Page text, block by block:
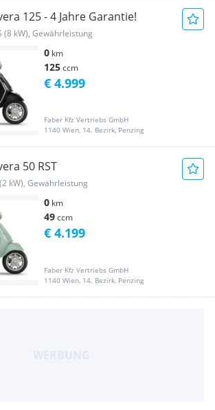
125 - 4 Jahre Garantie!
(8 kW), Gewährleistung
0 km
125ccm
Faber Kfz Vertriebs GmbH
1140 Wien, 14. Bezirk, Penzing
€ 4.999
50 RST
kW), Gewährleistung
0 km
49ccm
Faber Kfz Vertriebs GmbH
1140 Wien, 14. Bezirk, Penzing
€ 4.199